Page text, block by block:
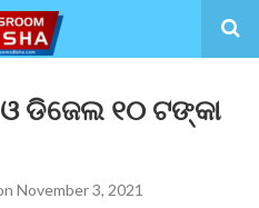
ଡିଜେଲ ୧୦ ଟଙ୍କା
November 3, 2021